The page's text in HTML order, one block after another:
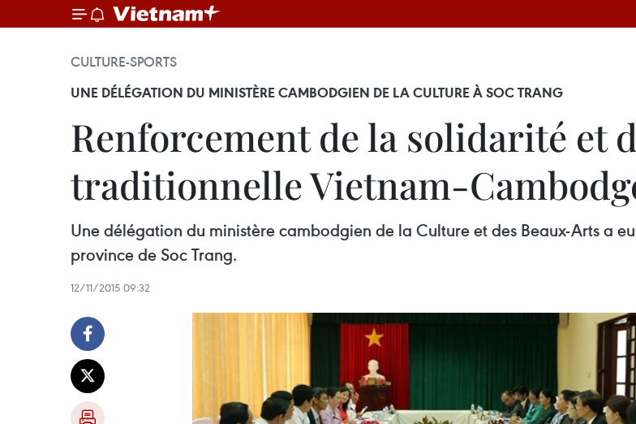
CULTURE-SPORTS
UNE DÉLÉGATION DU MINISTÈRE CAMBODGIEN DE LA CULTURE À SOC TRANG
Renforcement de la solidarité et
traditionnelle Vietnam-
Une délégation du ministère cambodgien de la Culture et des Beaux-Arts a
province de Soc Trang.
12/11/2015 09:32